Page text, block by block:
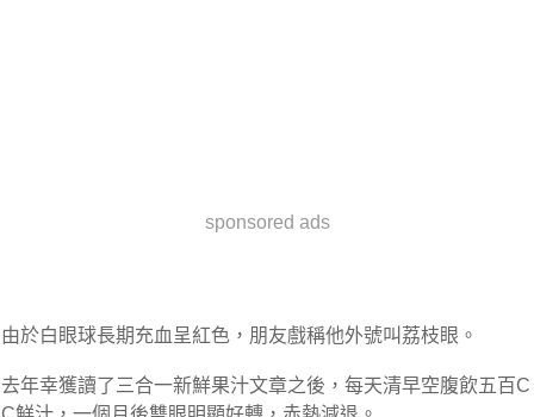
sponsored ads
由於白眼球長期充血呈紅色，朋友戲稱他外號叫荔枝眼。
去年幸獲讀了三合一新鮮果汁文章之後，每天清早空腹飲五百C